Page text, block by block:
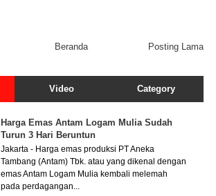
Posting Lama
Beranda
Video Category
Harga Emas Antam Logam Mulia Sudah
Turun 3 Hari Beruntun
Jakarta - Harga emas produksi PT Aneka
Tambang (Antam) Tbk. atau yang dikenal dengan
emas Antam Logam Mulia kembali melemah
pada perdagangan...